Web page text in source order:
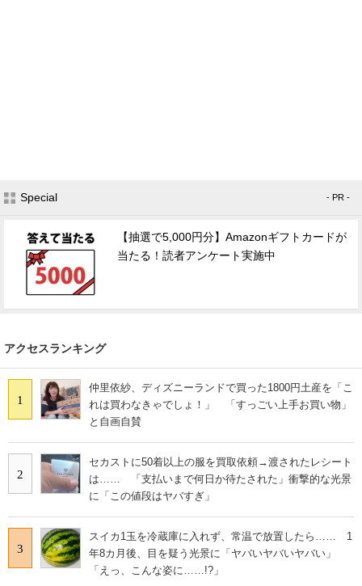
Special - PR -
【抽選で5,000円分】Amazonギフトカードが
当たる！読者アンケート実施中
アクセスランキング
1
仲里依紗、ディズニーランドで買った1800円土産を「こ
れは買わなきゃでしょ！」 「すっごい上手お買い物」
と自画自賛
2
セカストに50着以上の服を買取依頼→渡されたレシート
は…… 「支払いまで何日か待たされた」衝撃的な光景
に「この値段はヤバすぎ」
3
スイカ1玉を冷蔵庫に入れず、常温で放置したら…… 1
年8カ月後、目を疑う光景に「ヤバいヤバいヤバい」
「えっ、こんな姿に……!?」